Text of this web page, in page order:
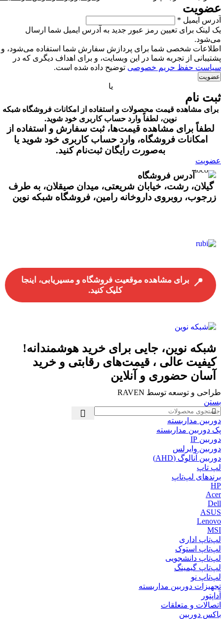
عضویت
آدرس ایمیل *
یک لینک برای تعیین رمز عبور جدید به آدرس ایمیل شما ارسال
می‌شود.
اطلاعات شخصی شما برای پردازش سفارش شما استفاده می‌شود، و
پشتیبانی از تجربه شما در این وبسایت، و برای اهداف دیگری که در
سیاست حفظ حریم خصوصی توضیح داده شده است.
عضویت
یا
ثبت نام
برای مشاهده قیمت محصولات و استفاده از امکانات فروشگاه شبکه
نوین، لطفاً وارد حساب کاربری خود شوید.
لطفاً برای مشاهده قیمت‌ها، ثبت سفارش و استفاده از
امکانات فروشگاه، وارد حساب کاربری خود شوید یا
به‌صورت رایگان ثبت‌نام کنید.
عضویت
آدرس فروشگاه
گیلان، رشت، خیابان شریعتی، میدان صیقلان، به طرف
زرجوب، روبروی داروخانه رامین، فروشگاه شبکه نوین
📍 برای مشاهده موقعیت فروشگاه و مسیریابی، اینجا
کلیک کنید.
شبکه نوین، جایی برای خرید هوشمندانه!
کیفیت عالی ، قیمت‌های رقابتی و خرید
آسان حضوری و آنلاین
طراحی و توسعه توسط RAVEN
بستن
دوربین مداربسته
پک دوربین مداربسته
دوربین IP
دوربین وایرلس
دوربین آنالوگ (AHD)
لپ‌ تاپ
برندهای لپ‌تاپ
HP
Acer
Dell
ASUS
Lenovo
MSI
لپ‌تاپ اداری
لپ‌تاپ استوک
لپ‌تاپ دانشجویی
لپ‌تاپ گیمینگ
لپ‌تاپ نو
تجهیزات دوربین مداربسته
آداپتور
اتصالات و متعلقات
باکس دوربین